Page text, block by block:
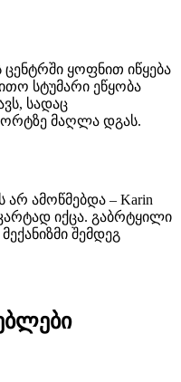
ყოფნით იწყება
სტუმარი ეწყობა
სადაც
მაღლა დგას.
ამოწმებდა – Karin
იქცა. გაბრტყილი
შემდეგ